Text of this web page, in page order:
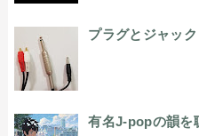
プラグとジャッ
有名J-popの韻を